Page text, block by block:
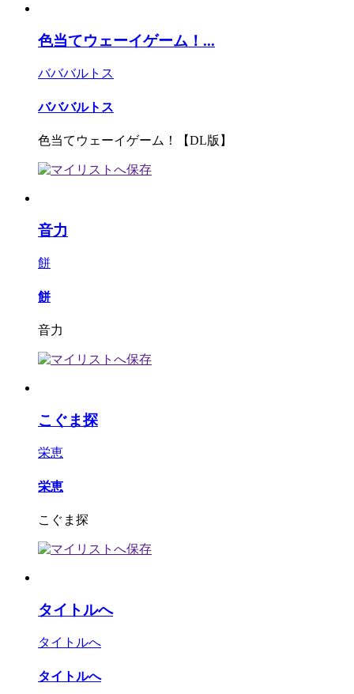
色当てウェーイゲーム！...
バババルトス
バババルトス
色当てウェーイゲーム！【DL版】
音力
餅
餅
音力
こぐま探
栄恵
栄恵
こぐま探
タイトルへ
タイトルへ
タイトルへ